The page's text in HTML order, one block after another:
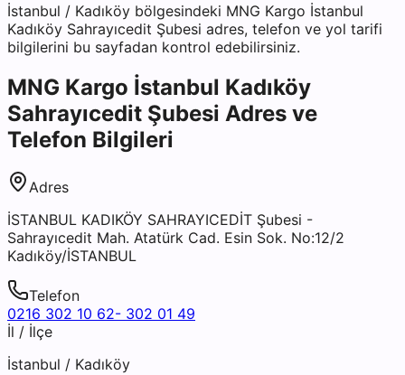
İstanbul / Kadıköy bölgesindeki MNG Kargo İstanbul
Kadıköy Sahrayıcedit Şubesi adres, telefon ve yol tarifi
bilgilerini bu sayfadan kontrol edebilirsiniz.
MNG Kargo İstanbul Kadıköy
Sahrayıcedit Şubesi Adres ve
Telefon Bilgileri
Adres
İSTANBUL KADIKÖY SAHRAYICEDİT Şubesi -
Sahrayıcedit Mah. Atatürk Cad. Esin Sok. No:12/2
Kadıköy/İSTANBUL
Telefon
0216 302 10 62- 302 01 49
İl / İlçe
İstanbul / Kadıköy